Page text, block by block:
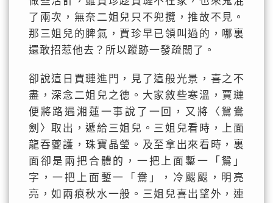
了兩次，無奈二姐兒只不兜攬，推故不見。
那三姐兒的脾氣，賈珍早已領叫過的，哪裏
還敢招惹他去？所以蹤跡一發疏闊了。
卻說這日賈璉進門，見了這般光景，喜之不
盡，深念二姐兒之德。大家敘些寒溫，賈璉
便將路遇湘蓮一事說了一回，又將〈鴛鴦
劍〉取出，遞給三姐兒。三姐兒看時，上面
龍吞夔護，珠寶晶瑩。及至拿出來看時，裏
面卻是兩把合體的，一把上面鏨一「鴛」
字，一把上面鏨一「鴦」，冷颼颼，明亮
亮，如兩痕秋水一般。三姐兒喜出望外，連